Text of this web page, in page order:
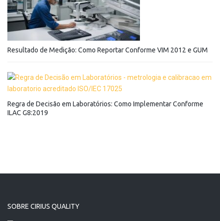
Resultado de Medição: Como Reportar Conforme VIM 2012 e GUM
Regra de Decisão em Laboratórios: Como Implementar Conforme
ILAC G8:2019
SOBRE CIRIUS QUALITY